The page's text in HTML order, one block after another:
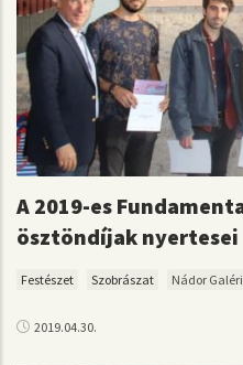
A 2019-es
ösztöndíjak nyertesei
Festészet Szobrászat Nádor
2019.04.30.